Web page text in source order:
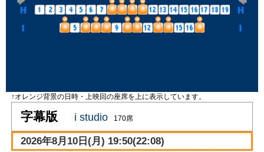
↑オレンジ背景の日時・上映回の座席を上に表示しています。
字幕版 i studio 170席
2026年8月10日(月) 19:50(22:08)